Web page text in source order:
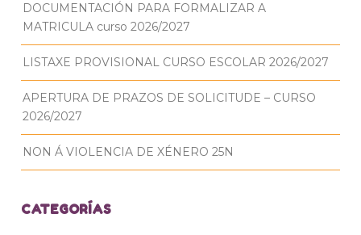
DOCUMENTACIÓN PARA FORMALIZAR A
MATRICULA curso 2026/2027
LISTAXE PROVISIONAL CURSO ESCOLAR 2026/2027
APERTURA DE PRAZOS DE SOLICITUDE – CURSO
2026/2027
NON Á VIOLENCIA DE XÉNERO 25N
CATEGORÍAS